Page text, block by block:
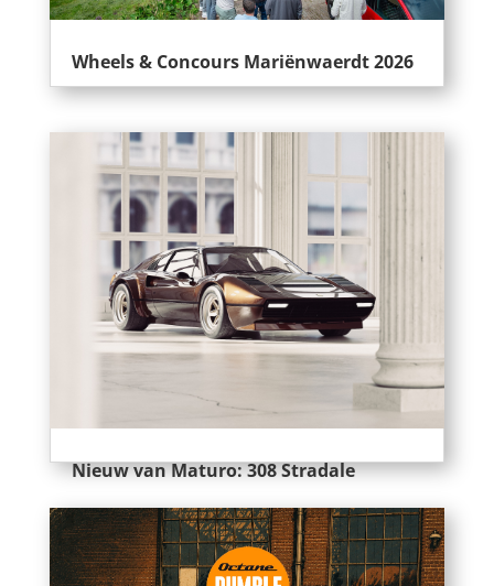
Wheels & Concours Mariënwaerdt 2026
Nieuw van Maturo: 308 Stradale